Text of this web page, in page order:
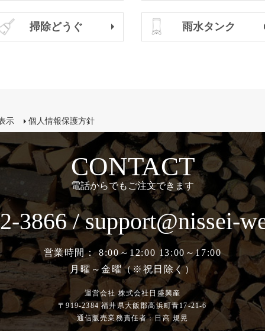
掃除どうぐ 雨水タンク
示
個人情報保護方針
CONTACT
電話からでもご注文できます
3866 / support@nissei-
営業時間： 8:00～12:00 13:00～17:00
月曜～金曜（※祝日除く）
運営会社 株式会社日盛興産
〒919-2384 福井県大飯郡高浜町青17-21-6
通信販売業務責任者：日高 規晃